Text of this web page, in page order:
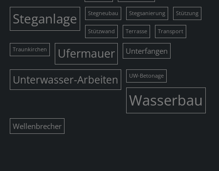
Steganlage Stegneubau Stegsanierung Stützung
Stützwand Terrasse Transport
Traunkirchen Ufermauer Unterfangen
Unterwasser-Arbeiten UW-Betonage
Wasserbau
Wellenbrecher